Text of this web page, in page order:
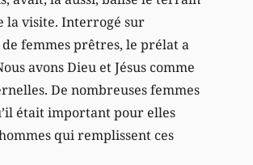
la visite. Interrogé sur
femmes prêtres, le prélat a
avons Dieu et Jésus comme
De nombreuses femmes
était important pour elles
qui remplissent ces